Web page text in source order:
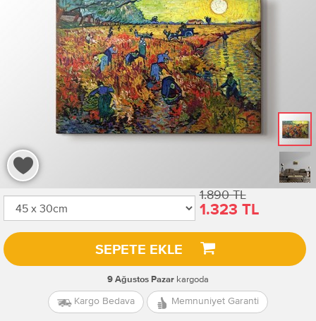
1.890 TL
1.323 TL
SEPETE EKLE
9 Ağustos Pazar kargoda
Kargo Bedava Memnuniyet Garanti